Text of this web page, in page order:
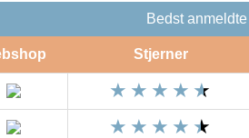
Bedst
Stjerner